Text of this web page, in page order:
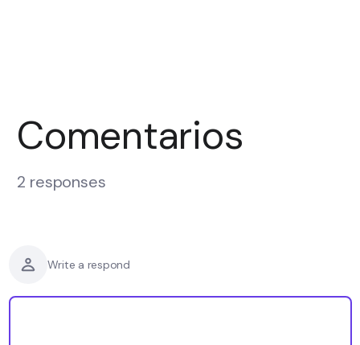
Comentarios
2 responses
Write a respond